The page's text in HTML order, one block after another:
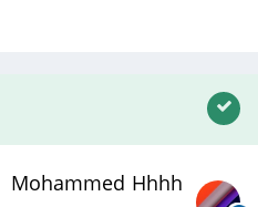
Mohammed Hhhh